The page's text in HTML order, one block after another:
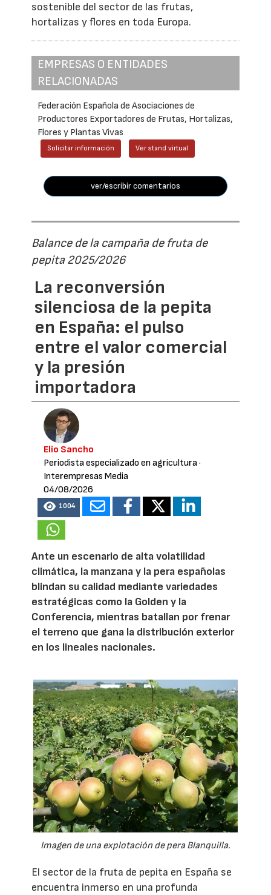
sostenible del sector de las frutas,
hortalizas y flores en toda Europa.
EMPRESAS O ENTIDADES
RELACIONADAS
Federación Española de Asociaciones de
Productores Exportadores de Frutas, Hortalizas,
Flores y Plantas Vivas
Solicitar información Ver stand virtual
ver/escribir comentarios
Balance de la campaña de fruta de
pepita 2025/2026
La reconversión
silenciosa de la pepita
en España: el pulso
entre el valor comercial
y la presión
importadora
Elio Sancho
Periodista especializado en agricultura·
Interempresas Media
04/08/2026
1004
Ante un escenario de alta volatilidad
climática, la manzana y la pera españolas
blindan su calidad mediante variedades
estratégicas como la Golden y la
Conferencia, mientras batallan por frenar
el terreno que gana la distribución exterior
en los lineales nacionales.
Imagen de una explotación de pera Blanquilla.
El sector de la fruta de pepita en España se
encuentra inmerso en una profunda